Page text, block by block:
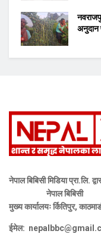
अनुदान
नेपाल बिबिसी मिडिया प्रा.लि.
नेपाल बिबिसी
मुख्य कार्यालयः र्कितिपुर,
ईमेल: